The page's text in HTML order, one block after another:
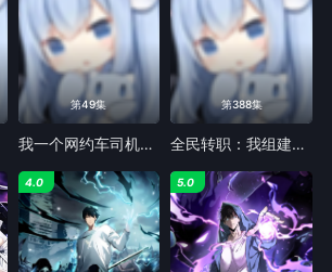
第49集
我一个网约车司机有点钱怎么了？
第388集
全民转职：我组建了BOSS军团 动态漫画
4.0 5.0